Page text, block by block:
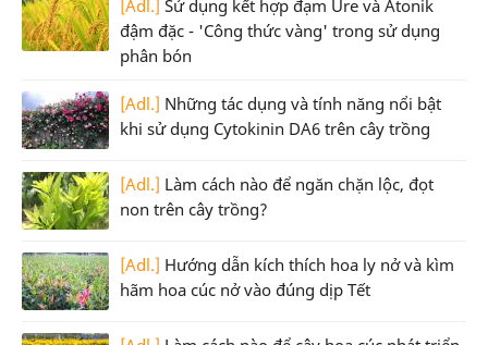
[Adl.] Sử dụng kết hợp đạm Ure và Atonik
đậm đặc - 'Công thức vàng' trong sử dụng
phân bón
[Adl.] Những tác dụng và tính năng nổi bật
khi sử dụng Cytokinin DA6 trên cây trồng
[Adl.] Làm cách nào để ngăn chặn lộc, đọt
non trên cây trồng?
[Adl.] Hướng dẫn kích thích hoa ly nở và kìm
hãm hoa cúc nở vào đúng dịp Tết